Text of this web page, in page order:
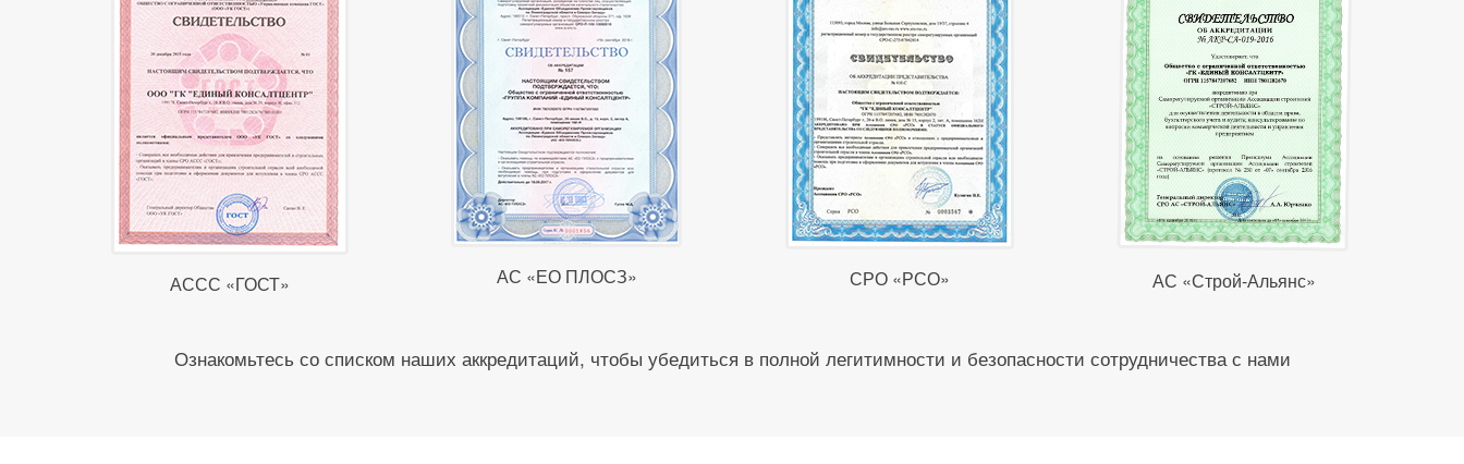
АССС «ГОСТ» АС «ЕО ПЛОСЗ» СРО «РСО» АС «Строй-Альянс»
Ознакомьтесь со списком наших аккредитаций, чтобы убедиться в полной легитимности и безопасности сотрудничества с нами